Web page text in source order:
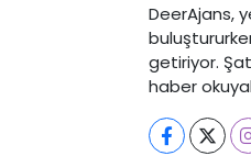
DeerAjans,
getiriyor.
haber